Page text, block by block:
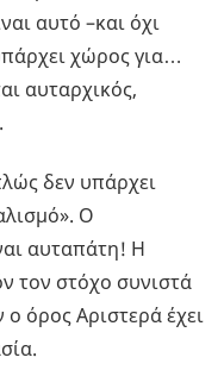
αυτό –και όχι
χώρος για…
αυταρχικός,
δεν υπάρχει
Ο
αυταπάτη! Η
τον στόχο συνιστά
ο όρος Αριστερά έχει